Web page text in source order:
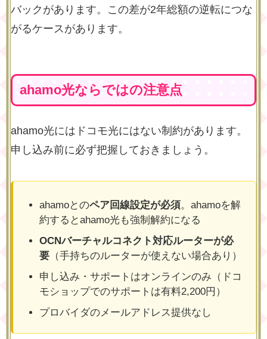
バックがあります。この差が2年総額の逆転につな
がるケースがあります。
ahamo光ならではの注意点
ahamo光にはドコモ光にはない制約があります。
申し込み前に必ず把握しておきましょう。
ahamoとのペア回線設定が必須。ahamoを解
約するとahamo光も強制解約になる
OCNバーチャルコネクト対応ルーターが必
要 （手持ちのルーターが使えない場合あり）
申し込み・サポートはオンラインのみ（ドコ
モショップでのサポートは有料2,200円）
プロバイダのメールアドレス提供なし